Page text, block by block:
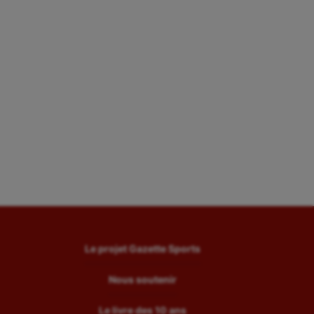
Le projet Gazette Sports
Nous soutenir
Le livre des 10 ans